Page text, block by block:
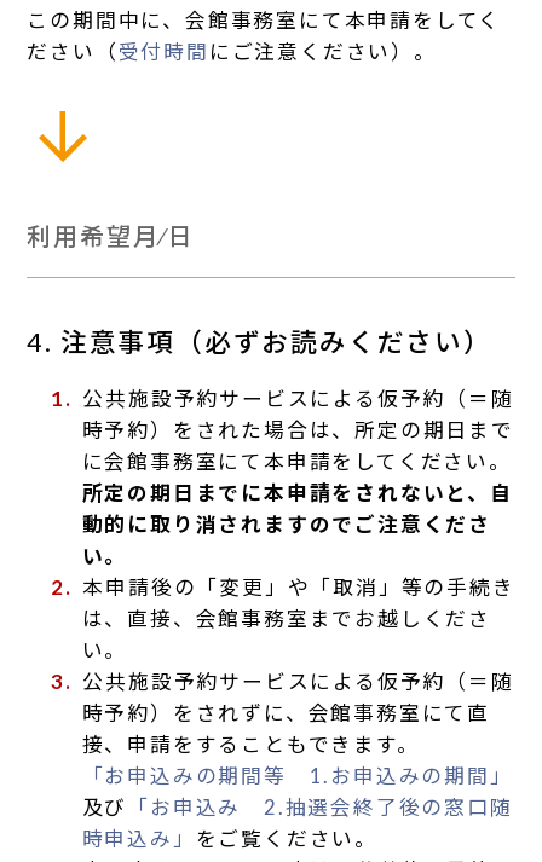
この期間中に、会館事務室にて本申請をしてく
ださい（受付時間 にご注意ください）。
利用希望月⁄日
4. 注意事項（必ずお読みください）
公共施設予約サービスによる仮予約（＝随
時予約）をされた場合は、所定の期日まで
に会館事務室にて本申請をしてください。
所定の期日までに本申請をされないと、自
動的に取り消されますのでご注意くださ
い。
本申請後の「変更」や「取消」等の手続き
は、直接、会館事務室までお越しくださ
い。
公共施設予約サービスによる仮予約（＝随
時予約）をされずに、会館事務室にて直
接、申請をすることもできます。
「お申込みの期間等 1.お申込みの期間」
及び
「お申込み 2.抽選会終了後の窓口随
時申込み」 をご覧ください。